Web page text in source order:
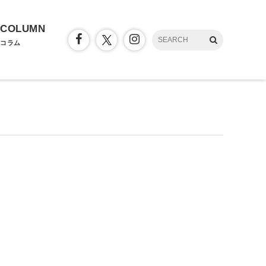
COLUMN
コラム